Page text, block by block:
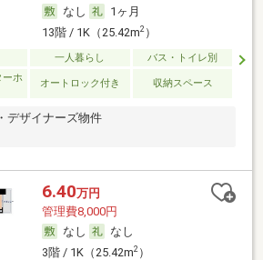
なし
1ヶ月
13階 / 1K（25.42m2）
一人暮らし
バス・トイレ別
ーホ
オートロック付き 収納スペース
デザイナーズ物件
6.40万円
管理費8,000円
なし
なし
3階 / 1K（25.42m2）